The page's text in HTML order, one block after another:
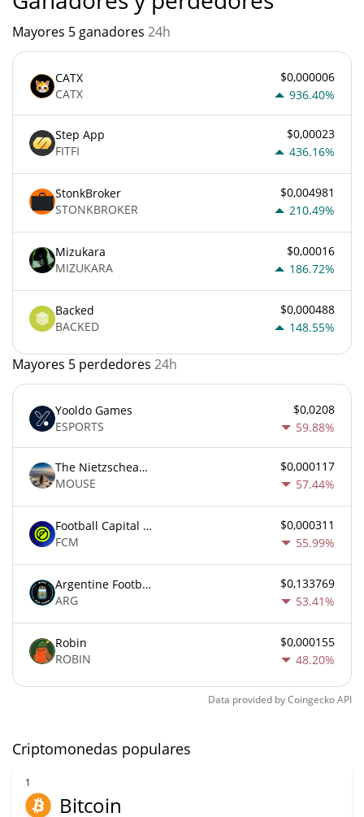
Mayores 5 ganadores 24h
CATX
CATX
$0,000006
936.40%
Step App
FITFI
$0,00023
436.16%
StonkBroker
STONKBROKER
$0,004981
210.49%
Mizukara
MIZUKARA
$0,00016
186.72%
Backed
BACKED
$0,000488
148.55%
Mayores 5 perdedores 24h
Yooldo Games
ESPORTS
$0,0208
59.88%
The Nietzschean Mouse
MOUSE
$0,000117
57.44%
Football Capital Markets
FCM
$0,000311
55.99%
Argentine Football Association Fan Token
ARG
$0,133769
53.41%
Robin
ROBIN
$0,000155
48.20%
Data provided byCoingeckoAPI
Criptomonedas populares
1
Bitcoin